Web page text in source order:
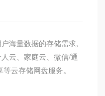
海量数据的存储需求,
云、家庭云、微信/通
云存储网盘服务。